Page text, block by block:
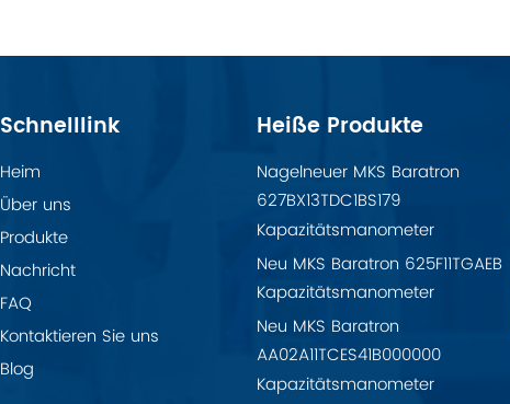
Schnelllink
Heim
Über uns
Produkte
Nachricht
FAQ
Kontaktieren Sie uns
Blog
Heiße Produkte
Nagelneuer MKS Baratron
627BX13TDC1BS179
Kapazitätsmanometer
Neu MKS Baratron 625F11TGAEB
Kapazitätsmanometer
Neu MKS Baratron
AA02A11TCES41B000000
Kapazitätsmanometer